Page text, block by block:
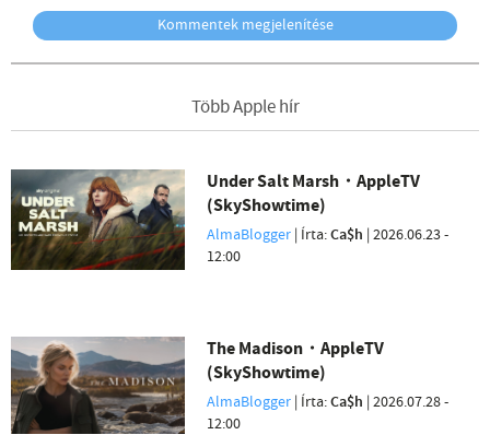
Kommentek megjelenítése
Több Apple hír
Under Salt Marsh・AppleTV
(SkyShowtime)
AlmaBlogger | Írta:Ca$h |2026.06.23 -
12:00
The Madison・AppleTV
(SkyShowtime)
AlmaBlogger | Írta:Ca$h |2026.07.28 -
12:00